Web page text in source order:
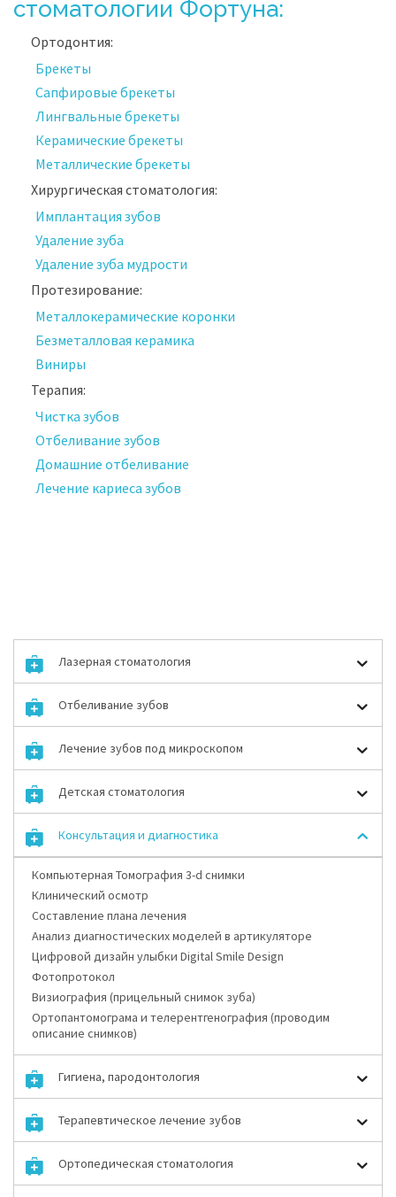
стоматологии Фортуна:
Ортодонтия:
Брекеты
Сапфировые брекеты
Лингвальные брекеты
Керамические брекеты
Металлические брекеты
Хирургическая стоматология:
Имплантация зубов
Удаление зуба
Удаление зуба мудрости
Протезирование:
Металлокерамические коронки
Безметалловая керамика
Виниры
Терапия:
Чистка зубов
Отбеливание зубов
Домашние отбеливание
Лечение кариеса зубов
Лазерная стоматология
Отбеливание зубов
Лечение зубов под микроскопом
Детская стоматология
Консультация и диагностика
Компьютерная Томография 3-d снимки
Клинический осмотр
Составление плана лечения
Анализ диагностических моделей в артикуляторе
Цифровой дизайн улыбки Digital Smile Design
Фотопротокол
Визиография (прицельный снимок зуба)
Ортопантомограма и телерентгенография (проводим
описание снимков)
Гигиена, пародонтология
Терапевтическое лечение зубов
Ортопедическая стоматология